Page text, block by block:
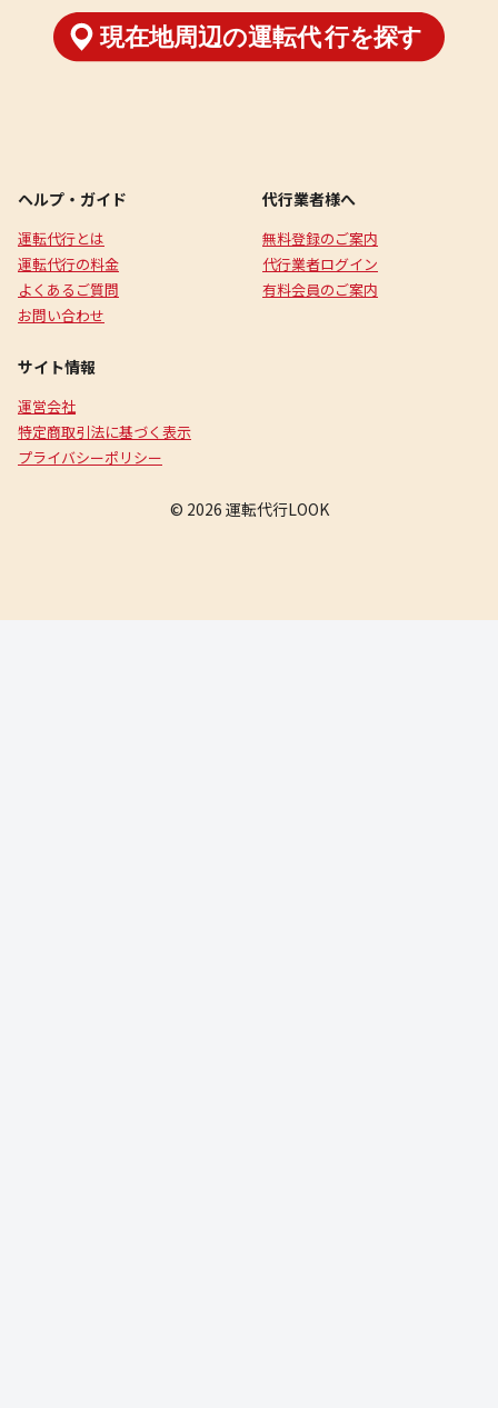
ヘルプ・ガイド
運転代行とは
運転代行の料金
よくあるご質問
お問い合わせ
代行業者様へ
無料登録のご案内
代行業者ログイン
有料会員のご案内
サイト情報
運営会社
特定商取引法に基づく表示
プライバシーポリシー
© 2026 運転代行LOOK